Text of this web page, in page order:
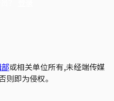
或相关单位所有,未经端传媒
即为侵权。